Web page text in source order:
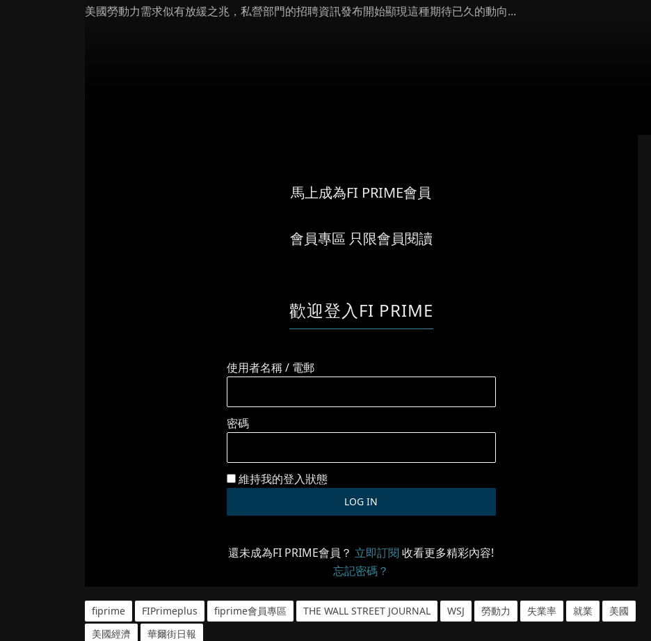
美國勞動力需求似有放緩之兆，私營部門的招聘資訊發布開始顯現這種期待已久的動向...
馬上成為FI PRIME會員
會員專區 只限會員閱讀
歡迎登入FI PRIME
使用者名稱 / 電郵
密碼
維持我的登入狀態
還未成為FI PRIME會員？ 立即訂閱 收看更多精彩內容!
忘記密碼？
fiprime FIPrimeplus fiprime會員專區 THE WALL STREET JOURNAL WSJ 勞動力 失業率 就業
美國
美國經濟
華爾街日報